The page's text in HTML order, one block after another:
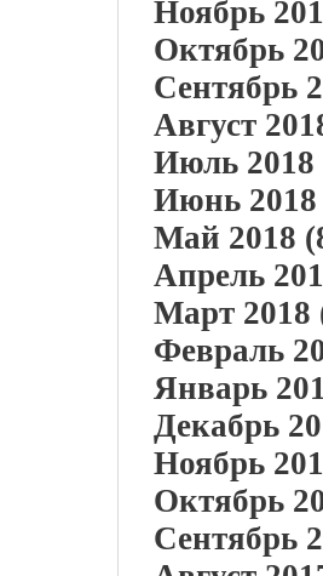
Ноябрь
Октябрь
Сентябрь
Август
Июль 2018
Июнь 2018
Май 2018
Апрель
Март 2018
Февраль
Январь
Декабрь
Ноябрь
Октябрь
Сентябрь